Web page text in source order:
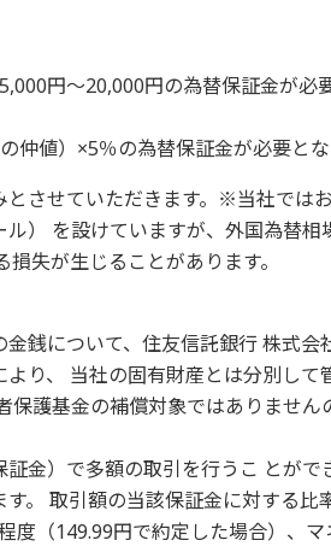
円〜20,000円の為替保証金が必
値）×5％の為替保証金が必要とな
させていただきます。※当社では
） を設けていますが、外国為替相
失が生じることがあります。
銭について、住友信託銀行 株式会
り、 当社の固有財産とは分別して
護基金の補償対象ではありません
金）で多額の取引を行うこ とがで
。 取引額の当該保証金に対する比
度（149.99円で約定した場合）、